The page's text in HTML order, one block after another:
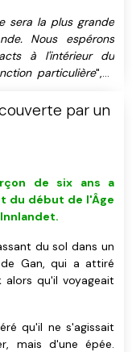
sera la plus grande
Nous espérons
à l'intérieur du
particulière", a
aux fouilles.
de six ans a
du début de l'Âge
.
du sol dans un
Gan, qui a attiré
qu'il voyageait
qu'il ne s'agissait
mais d'une épée.